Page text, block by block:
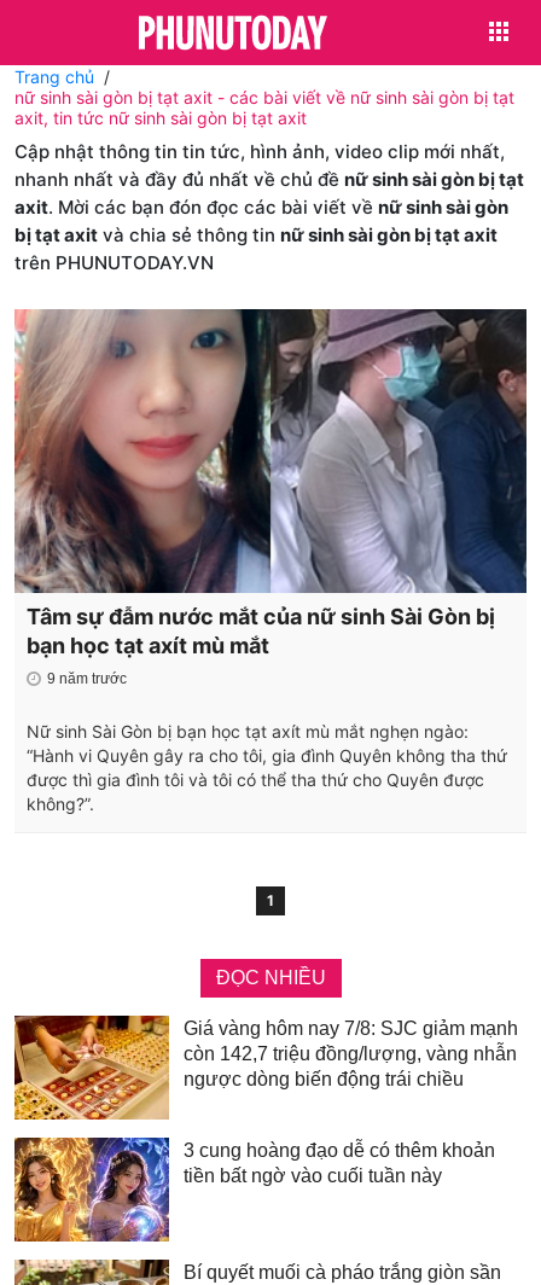
Trang chủ
nữ sinh sài gòn bị tạt axit - các bài viết về nữ sinh sài gòn bị tạt
axit, tin tức nữ sinh sài gòn bị tạt axit
Cập nhật thông tin tin tức, hình ảnh, video clip mới nhất,
nhanh nhất và đầy đủ nhất về chủ đề nữ sinh sài gòn bị tạt
axit. Mời các bạn đón đọc các bài viết về nữ sinh sài gòn
bị tạt axit và chia sẻ thông tin nữ sinh sài gòn bị tạt axit
trên PHUNUTODAY.VN
Tâm sự đẫm nước mắt của nữ sinh Sài Gòn bị
bạn học tạt axít mù mắt
9 năm trước
Nữ sinh Sài Gòn bị bạn học tạt axít mù mắt nghẹn ngào:
“Hành vi Quyên gây ra cho tôi, gia đình Quyên không tha thứ
được thì gia đình tôi và tôi có thể tha thứ cho Quyên được
không?”.
1
ĐỌC NHIỀU
Giá vàng hôm nay 7/8: SJC giảm mạnh
còn 142,7 triệu đồng/lượng, vàng nhẫn
ngược dòng biến động trái chiều
3 cung hoàng đạo dễ có thêm khoản
tiền bất ngờ vào cuối tuần này
Bí quyết muối cà pháo trắng giòn sần